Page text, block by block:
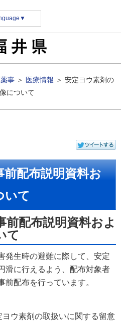
▼
事 ＞ 医療情報 ＞ 安定ヨウ素剤の
について
配布説明資料お
いて
前配布説明資料およ
て
生時の避難に際して、安定
滑に行えるよう、配布対象者
前配布を行っています。
ウ素剤の取扱いに関する留意